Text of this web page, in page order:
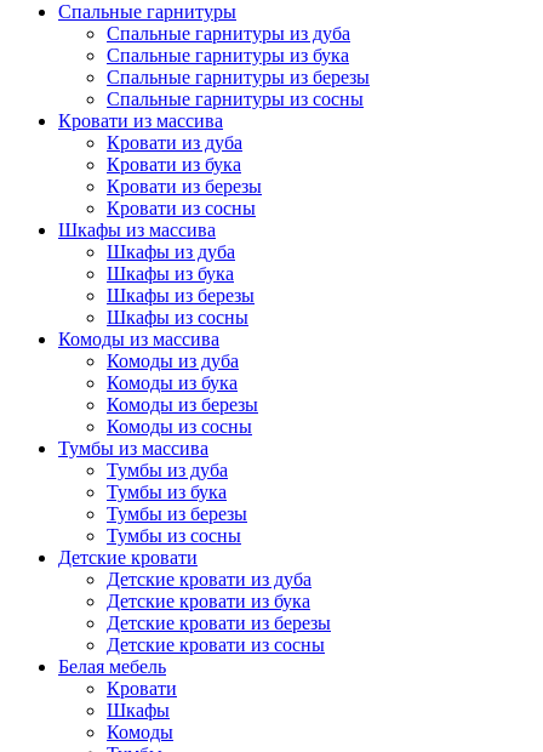
Спальные гарнитуры
Спальные гарнитуры из дуба
Спальные гарнитуры из бука
Спальные гарнитуры из березы
Спальные гарнитуры из сосны
Кровати из массива
Кровати из дуба
Кровати из бука
Кровати из березы
Кровати из сосны
Шкафы из массива
Шкафы из дуба
Шкафы из бука
Шкафы из березы
Шкафы из сосны
Комоды из массива
Комоды из дуба
Комоды из бука
Комоды из березы
Комоды из сосны
Тумбы из массива
Тумбы из дуба
Тумбы из бука
Тумбы из березы
Тумбы из сосны
Детские кровати
Детские кровати из дуба
Детские кровати из бука
Детские кровати из березы
Детские кровати из сосны
Белая мебель
Кровати
Шкафы
Комоды